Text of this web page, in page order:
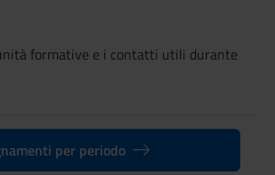
formative e i contatti utili durante
per periodo